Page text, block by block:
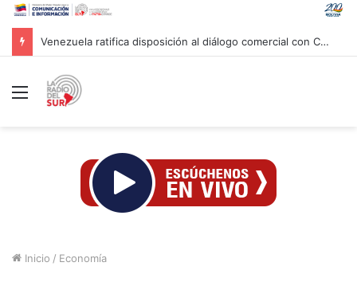
Venezuela ratifica disposición al diálogo comercial con Colombia bajo el principio de soberanía
Menú
Inicio / Economía